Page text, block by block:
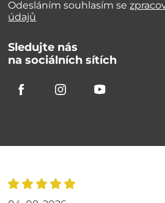
Odesláním souhlasím se
údajů
Sledujte nás
na sociálních sítích